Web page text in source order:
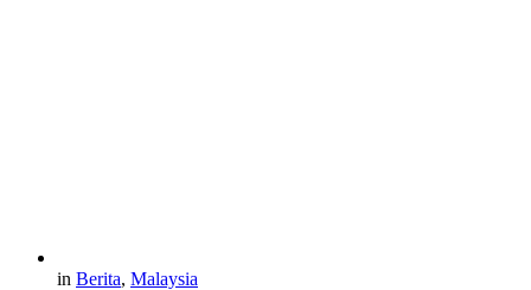
in Berita, Malaysia